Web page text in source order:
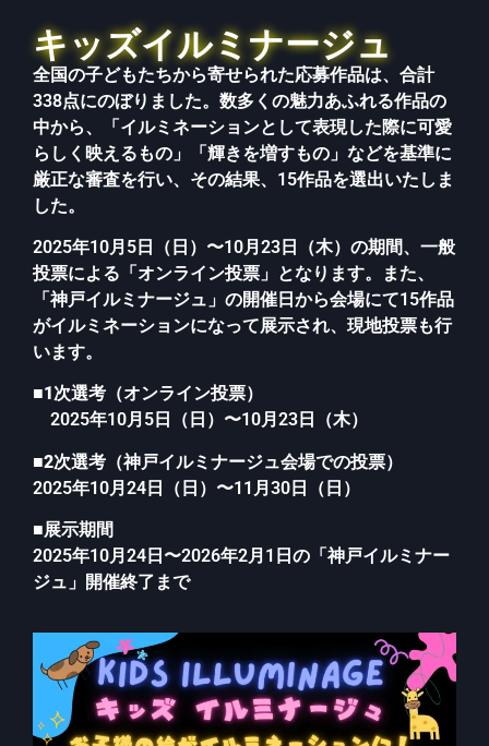
キッズイルミナージュ
全国の子どもたちから寄せられた応募作品は、合計
338点にのぼりました。数多くの魅力あふれる作品の
中から、「イルミネーションとして表現した際に可愛
らしく映えるもの」「輝きを増すもの」などを基準に
厳正な審査を行い、その結果、15作品を選出いたしま
した。
2025年10月5日（日）〜10月23日（木）の期間、一般
投票による「オンライン投票」となります。また、
「神戸イルミナージュ」の開催日から会場にて15作品
がイルミネーションになって展示され、現地投票も行
います。
■1次選考（オンライン投票）
2025年10月5日（日）〜10月23日（木）
■2次選考（神戸イルミナージュ会場での投票）
2025年10月24日（日）〜11月30日（日）
■展示期間
2025年10月24日〜2026年2月1日の「神戸イルミナー
ジュ」開催終了まで